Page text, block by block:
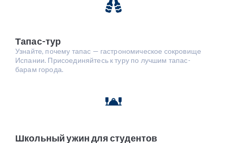
Тапас-тур
Узнайте, почему тапас — гастрономическое сокровище
Испании. Присоединяйтесь к туру по лучшим тапас-
барам города.
Школьный ужин для студентов